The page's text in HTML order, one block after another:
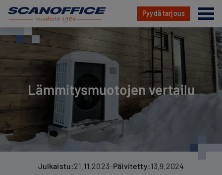
sisältöön
Pyydä tarjous
Lämmitysmuotojen vertailu
Julkaistu:21.11.2023–Päivitetty:13.9.2024